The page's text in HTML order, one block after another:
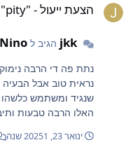
הצעת ייעול - "pity"
jkk הגיב ל Nino
נתת פה די הרבה
נראית טוב אבל
האלו הרבה טבעות
ינואר 23, 2025 1 שנה